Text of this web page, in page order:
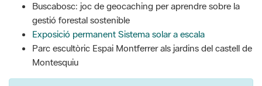
Buscabosc: joc de geocaching per aprendre sobre la
gestió forestal sostenible
Exposició permanent Sistema solar a escala
Parc escultòric Espai Montferrer als jardins del castell de
Montesquiu